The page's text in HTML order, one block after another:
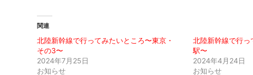
関連
北陸新幹線で行ってみたいところ〜東京・
その3〜
2024年7月25日
お知らせ
北陸新幹線で行
駅〜
2024年4月24日
お知らせ